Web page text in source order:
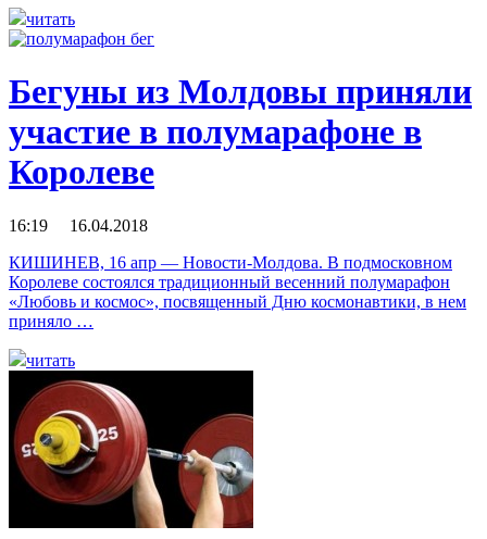
читать
Бегуны из Молдовы приняли
участие в полумарафоне в
Королеве
16:19 16.04.2018
КИШИНЕВ, 16 апр — Новости-Молдова. В подмосковном
Королеве состоялся традиционный весенний полумарафон
«Любовь и космос», посвященный Дню космонавтики, в нем
приняло …
читать